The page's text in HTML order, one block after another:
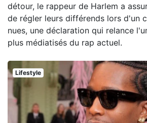
détour, le rappeur de Harlem a
de régler leurs différends lors d'un
nues, une déclaration qui relance
plus médiatisés du rap actuel.
Lifestyle